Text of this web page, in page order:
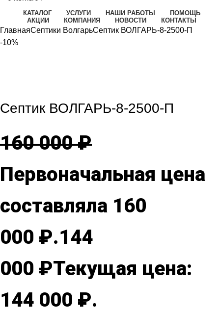
КАТАЛОГ УСЛУГИ НАШИ РАБОТЫ
ПОМОЩЬ
АКЦИИ
КОМПАНИЯ НОВОСТИ КОНТАКТЫ
ГлавнаяСептики ВолгарьСептик ВОЛГАРЬ-8-2500-П
-10%
Септик ВОЛГАРЬ-8-2500-П
160 000₽
Первоначальная цена
составляла 160
000 ₽.144
000 ₽Текущая цена:
144 000 ₽.